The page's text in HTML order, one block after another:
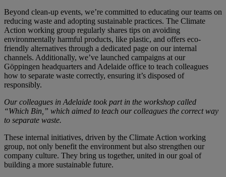
Beyond clean-up events, we’re committed to educating our teams on
reducing waste and adopting sustainable practices. The Climate
Action working group regularly shares tips on avoiding
environmentally harmful products, like plastic, and offers eco-
friendly alternatives through a dedicated page on our internal
channels. Additionally, we’ve launched campaigns at our
Göppingen headquarters and Adelaide office to teach colleagues
how to separate waste correctly, ensuring it’s disposed of
responsibly.
Our colleagues in Adelaide took part in the workshop called
“Which Bin,” which aimed to teach our colleagues the correct way
to separate waste.
These internal initiatives, driven by the Climate Action working
group, not only benefit the environment but also strengthen our
company culture. They bring us together, united in our goal of
building a more sustainable future.